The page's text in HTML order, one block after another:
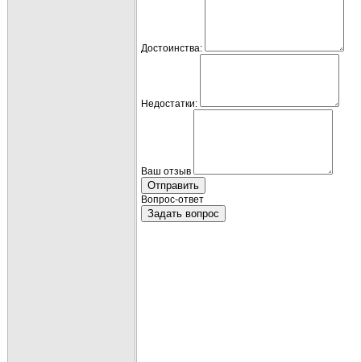
Достоинства:
Недостатки:
Ваш отзыв
Отправить
Вопрос-ответ
Задать вопрос